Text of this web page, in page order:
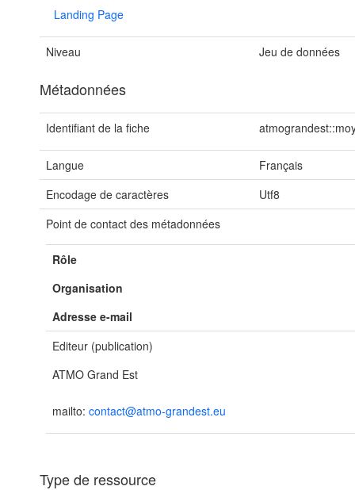
Landing Page
Niveau Jeu de données
Métadonnées
Identifiant de la fiche
Langue
Français
Encodage de caractères
Utf8
Point de contact des métadonnées
Rôle
Organisation
Adresse e-mail
Editeur (publication)
ATMO Grand Est
mailto: contact@atmo-grandest.eu
Type de ressource